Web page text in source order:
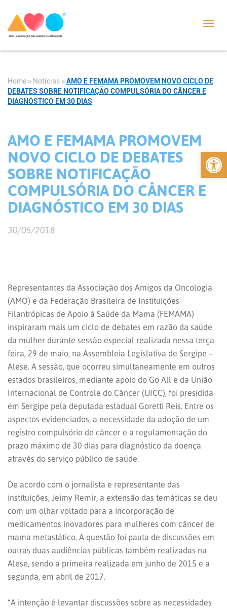
Abrir
Home > Notícias >AMO E FEMAMA PROMOVEM NOVO CICLO DE
DEBATES SOBRE NOTIFICAÇÃO COMPULSÓRIA DO CÂNCER E
DIAGNÓSTICO EM 30 DIAS
AMO E FEMAMA PROMOVEM
NOVO CICLO DE DEBATES
SOBRE NOTIFICAÇÃO
COMPULSÓRIA DO CÂNCER E
DIAGNÓSTICO EM 30 DIAS
30/05/2018
Representantes da Associação dos Amigos da Oncologia
(AMO) e da Federação Brasileira de Instituições
Filantrópicas de Apoio à Saúde da Mama (FEMAMA)
inspiraram mais um ciclo de debates em razão da saúde
da mulher durante sessão especial realizada nessa terça-
feira, 29 de maio, na Assembleia Legislativa de Sergipe –
Alese. A sessão, que ocorreu simultaneamente em outros
estados brasileiros, mediante apoio do Go All e da União
Internacional de Controle do Câncer (UICC), foi presidida
em Sergipe pela deputada estadual Goretti Reis. Entre os
aspectos evidenciados, a necessidade da adoção de um
registro compulsório de câncer e a regulamentação do
prazo máximo de 30 dias para diagnóstico da doença
através do serviço público de saúde.
De acordo com o jornalista e representante das
instituições, Jeimy Remir, a extensão das temáticas se deu
com um olhar voltado para a incorporação de
medicamentos inovadores para mulheres com câncer de
mama metastático. A questão foi pauta de discussões em
outras duas audiências públicas também realizadas na
Alese, sendo a primeira realizada em junho de 2015 e a
segunda, em abril de 2017.
“A intenção é levantar discussões sobre as necessidades